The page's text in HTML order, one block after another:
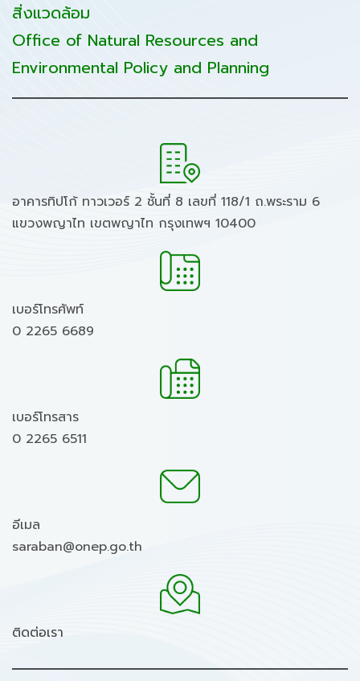
สิ่งแวดล้อม
Office of Natural Resources and
Environmental Policy and Planning
อาคารทิปโก้ ทาวเวอร์ 2 ชั้นที่ 8 เลขที่ 118/1 ถ.พระราม 6
แขวงพญาไท เขตพญาไท กรุงเทพฯ 10400
เบอร์โทรศัพท์
0 2265 6689
เบอร์โทรสาร
0 2265 6511
อีเมล
saraban@onep.go.th
ติดต่อเรา